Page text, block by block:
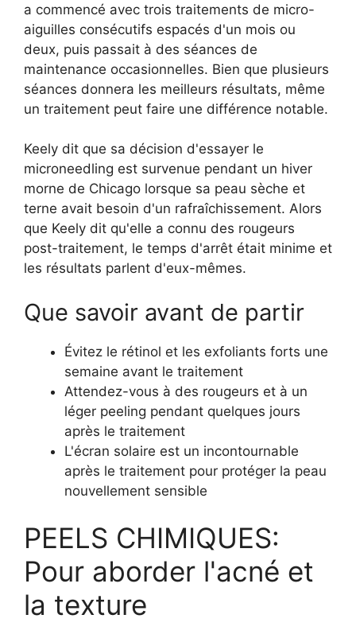
a commencé avec trois traitements de micro-
aiguilles consécutifs espacés d'un mois ou
deux, puis passait à des séances de
maintenance occasionnelles. Bien que plusieurs
séances donnera les meilleurs résultats, même
un traitement peut faire une différence notable.
Keely dit que sa décision d'essayer le
microneedling est survenue pendant un hiver
morne de Chicago lorsque sa peau sèche et
terne avait besoin d'un rafraîchissement. Alors
que Keely dit qu'elle a connu des rougeurs
post-traitement, le temps d'arrêt était minime et
les résultats parlent d'eux-mêmes.
Que savoir avant de partir
Évitez le rétinol et les exfoliants forts une
semaine avant le traitement
Attendez-vous à des rougeurs et à un
léger peeling pendant quelques jours
après le traitement
L'écran solaire est un incontournable
après le traitement pour protéger la peau
nouvellement sensible
PEELS CHIMIQUES:
Pour aborder l'acné et
la texture